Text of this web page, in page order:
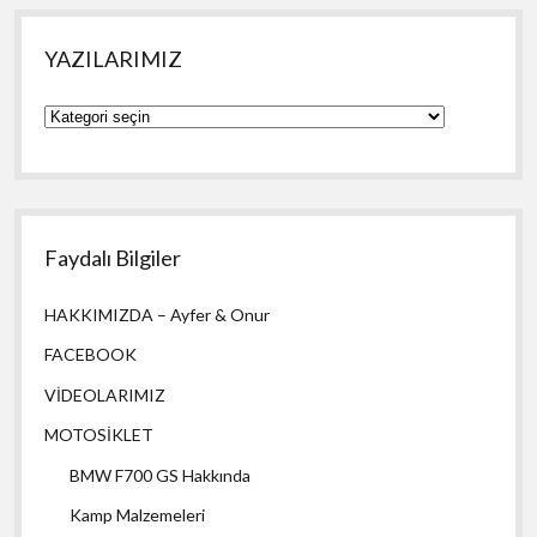
YAZILARIMIZ
YAZILARIMIZ
Faydalı Bilgiler
HAKKIMIZDA – Ayfer & Onur
FACEBOOK
VİDEOLARIMIZ
MOTOSİKLET
BMW F700 GS Hakkında
Kamp Malzemeleri